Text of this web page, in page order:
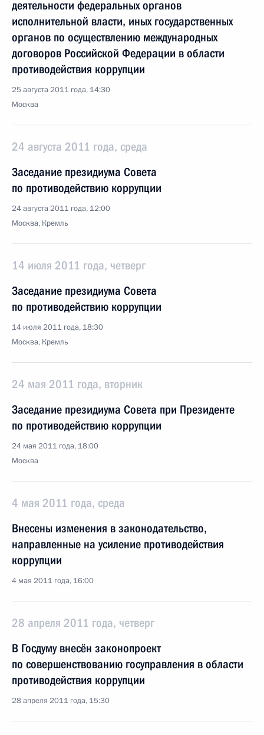
деятельности федеральных органов
исполнительной власти, иных государственных
органов по осуществлению международных
договоров Российской Федерации в области
противодействия коррупции
25 августа 2011 года, 14:30
Москва
24 августа 2011 года, среда
Заседание президиума Совета
по противодействию коррупции
24 августа 2011 года, 12:00
Москва, Кремль
14 июля 2011 года, четверг
Заседание президиума Совета
по противодействию коррупции
14 июля 2011 года, 18:30
Москва, Кремль
24 мая 2011 года, вторник
Заседание президиума Совета при Президенте
по противодействию коррупции
24 мая 2011 года, 18:00
Москва
4 мая 2011 года, среда
Внесены изменения в законодательство,
направленные на усиление противодействия
коррупции
4 мая 2011 года, 16:00
28 апреля 2011 года, четверг
В Госдуму внесён законопроект
по совершенствованию госуправления в области
противодействия коррупции
28 апреля 2011 года, 15:30